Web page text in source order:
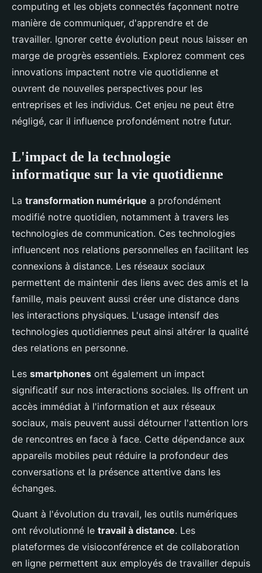
computing et les objets connectés façonnent notre
manière de communiquer, d'apprendre et de
travailler. Ignorer cette évolution peut nous laisser en
marge de progrès essentiels. Explorez comment ces
innovations impactent notre vie quotidienne et
ouvrent de nouvelles perspectives pour les
entreprises et les individus. Cet enjeu ne peut être
négligé, car il influence profondément notre futur.
L'impact de la technologie
informatique sur la vie quotidienne
La transformation numérique a profondément
modifié notre quotidien, notamment à travers les
technologies de communication. Ces technologies
influencent nos relations personnelles en facilitant les
connexions à distance. Les réseaux sociaux
permettent de maintenir des liens avec des amis et la
famille, mais peuvent aussi créer une distance dans
les interactions physiques. L'usage intensif des
technologies quotidiennes peut ainsi altérer la qualité
des relations en personne.
Les smartphones ont également un impact
significatif sur nos interactions sociales. Ils offrent un
accès immédiat à l'information et aux réseaux
sociaux, mais peuvent aussi détourner l'attention lors
de rencontres en face à face. Cette dépendance aux
appareils mobiles peut réduire la profondeur des
conversations et la présence attentive dans les
échanges.
Quant à l'évolution du travail, les outils numériques
ont révolutionné le travail à distance. Les
plateformes de visioconférence et de collaboration
en ligne permettent aux employés de travailler depuis